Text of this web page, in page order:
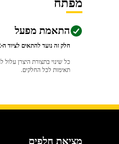
מפתח
התאמת מפעל
חלק זה נועד להתאים לציוד ה-Cat שלך בהתבסס על מפרטי היצרן.
תאימות לכל החלקים.
מציאת חלפים